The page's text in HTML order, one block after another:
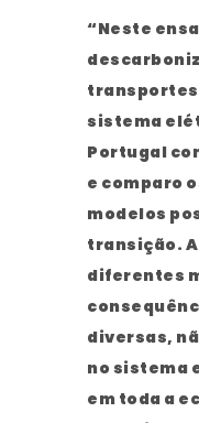
“Neste
sistema
Portugal
e comparo
modelos
transição.
diferentes
diversas,
no sistema
em toda a